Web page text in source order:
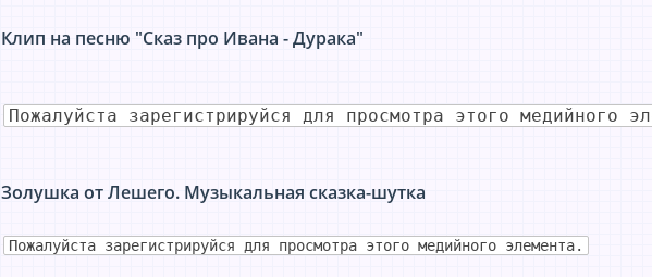
Клип на песню "Сказ про Ивана - Дурака"
Пожалуйста зарегистрируйся для просмотра этого медийного
Золушка от Лешего. Музыкальная сказка-шутка
Пожалуйста зарегистрируйся для просмотра этого медийного элемента.